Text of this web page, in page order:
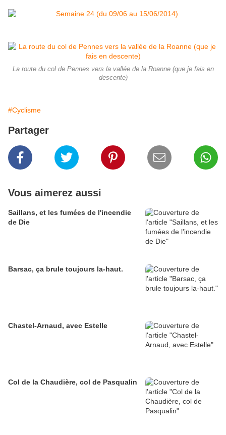
La route du col de Pennes vers la vallée de la Roanne (que je fais en
descente)
#Cyclisme
Partager
Vous aimerez aussi
Saillans, et les fumées de l'incendie
de Die
Barsac, ça brule toujours la-haut.
Chastel-Arnaud, avec Estelle
Col de la Chaudière, col de Pasqualin